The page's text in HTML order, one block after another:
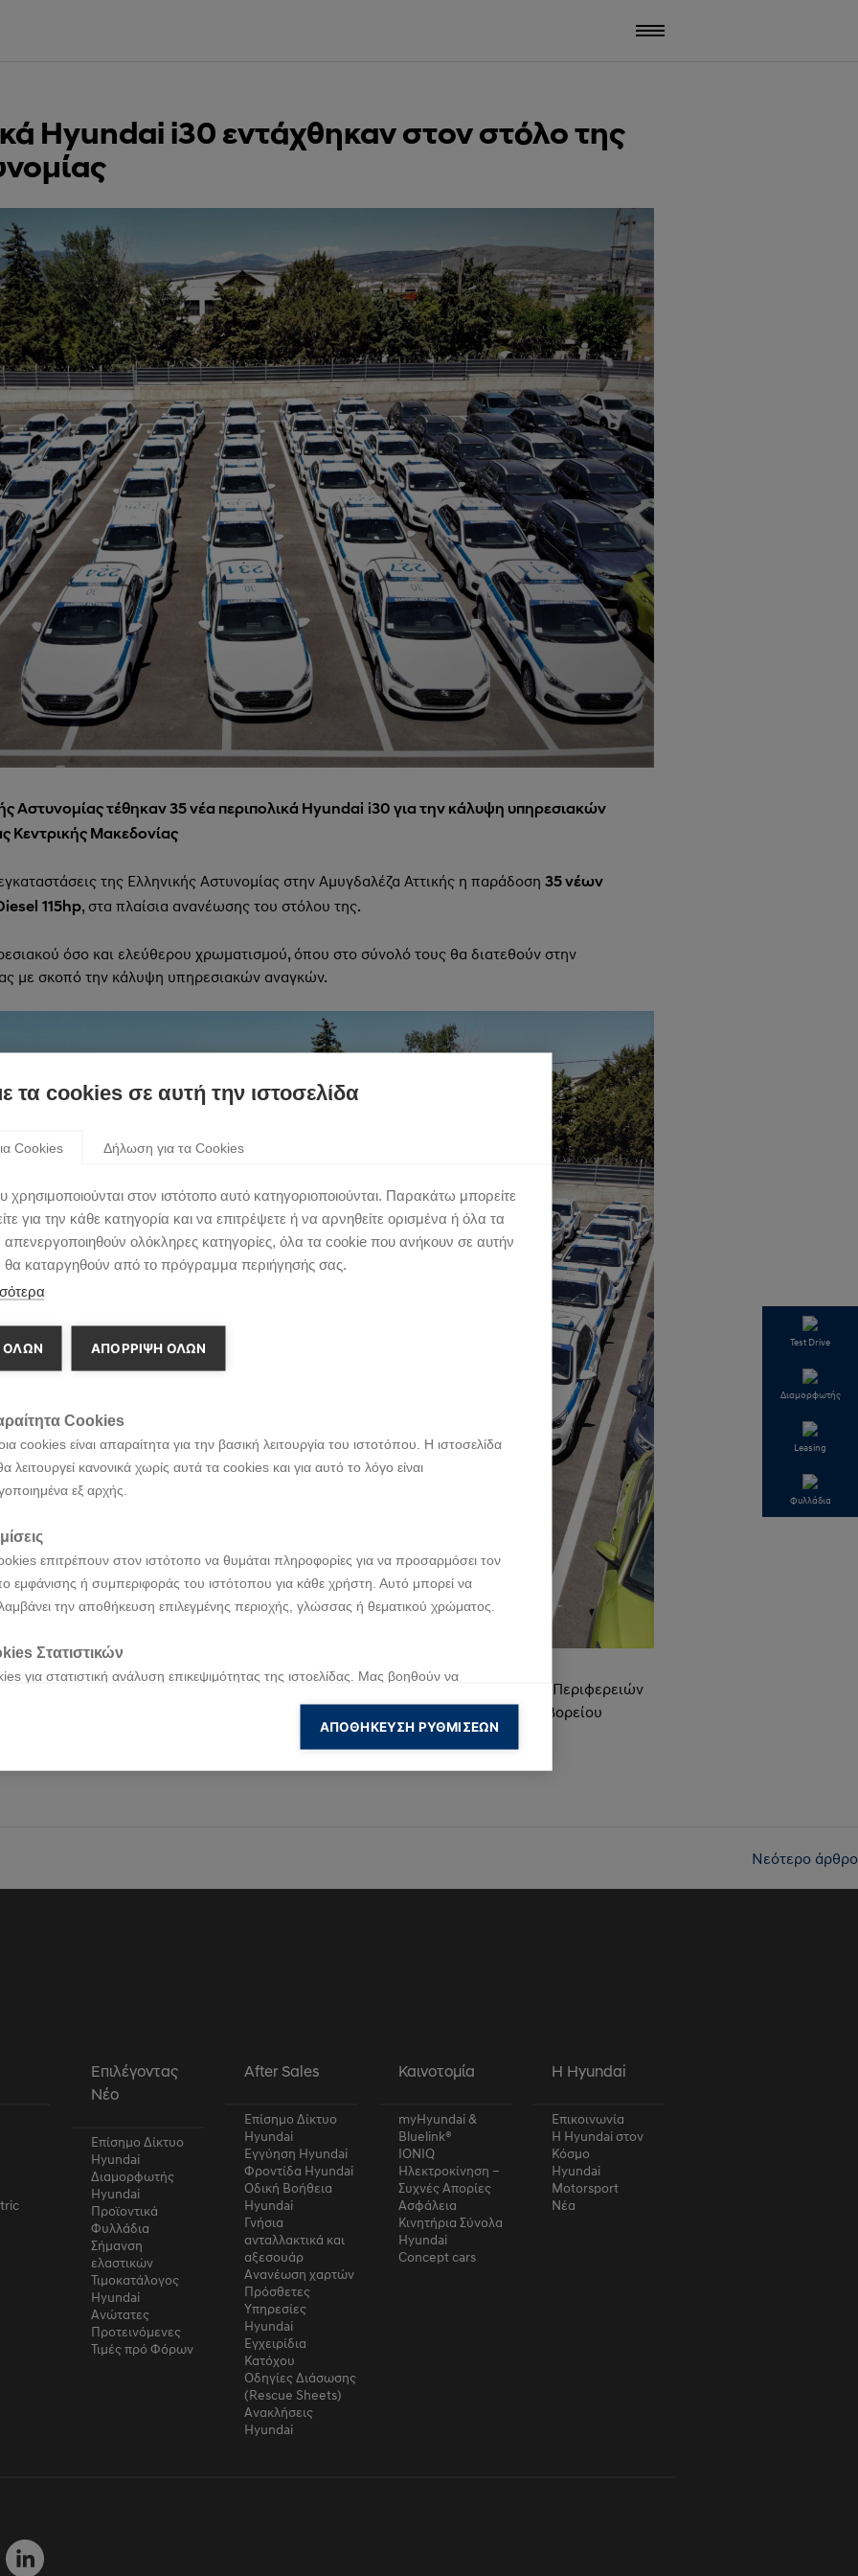
τα cookies σε αυτή την ιστοσελίδα
Cookies Δήλωση για τα Cookies
στον ιστότοπο αυτό κατηγοριοποιούνται. Παρακάτω μπορείτε
για την κάθε κατηγορία και να επιτρέψετε ή να αρνηθείτε ορισμένα ή όλα τα
ολόκληρες κατηγορίες, όλα τα cookie που ανήκουν σε αυτήν
θα καταργηθούν από το πρόγραμμα περιήγησής σας.
ΟΛΩΝ ΑΠΌΡΡΙΨΗ ΌΛΩΝ
Cookies
cookies είναι απαραίτητα για την βασική λειτουργία του ιστοτόπου. Η ιστοσελίδα
λειτουργεί κανονικά χωρίς αυτά τα cookies και για αυτό το λόγο είναι
εξ αρχής.
επιτρέπουν στον ιστότοπο να θυμάται πληροφορίες για να προσαρμόσει τον
εμφάνισης ή συμπεριφοράς του ιστότοπου για κάθε χρήστη. Αυτό μπορεί να
την αποθήκευση επιλεγμένης περιοχής, γλώσσας ή θεματικού χρώματος.
Στατιστικών
για στατιστική ανάλυση επικεψιμότητας της ιστοελίδας. Μας βοηθούν να
για Marketing
ΑΠΟΘΉΚΕΥΣΗ ΡΥΘΜΊΣΕΩΝ
Test Drive
Διαμορφωτής
Leasing
Φυλλάδια
Hyundai i30 εντάχθηκαν στον στόλο της
Αστυνομίας τέθηκαν 35 νέα περιπολικά Hyundai i30 για την κάλυψη υπηρεσιακών
Κεντρικής Μακεδονίας
της Ελληνικής Αστυνομίας στην Αμυγδαλέζα Αττικής η παράδοση 35 νέων
115hp, στα πλαίσια ανανέωσης του στόλου της.
όσο και ελεύθερου χρωματισμού, όπου στο σύνολό τους θα διατεθούν στην
με σκοπό την κάλυψη υπηρεσιακών αναγκών.
πλαίσιο υλοποίησης του ΕΣΠΑ 2014 – 2020 «Ενεργητική Οδική Ασφάλεια» των Περιφερειών
Μακεδονίας και Θράκης, Δυτικής Μακεδονίας, Ιονίων Νήσων, Ηπείρου και Βορείου
Νεότερο άρθρο
Επιλέγοντας
Νέο
Επίσημο Δίκτυο
Hyundai
Διαμορφωτής
Hyundai
Προϊοντικά
Φυλλάδια
Σήμανση
ελαστικών
Τιμοκατάλογος
Hyundai
Ανώτατες
Προτεινόμενες
Τιμές πρό Φόρων
After Sales
Επίσημο Δίκτυο
Hyundai
Εγγύηση Hyundai
Φροντίδα Hyundai
Οδική Βοήθεια
Hyundai
Γνήσια
ανταλλακτικά και
αξεσουάρ
Ανανέωση χαρτών
Πρόσθετες
Υπηρεσίες
Hyundai
Εγχειρίδια
Κατόχου
Οδηγίες Διάσωσης
(Rescue Sheets)
Ανακλήσεις
Hyundai
Καινοτομία
myHyundai &
Bluelink®
IONIQ
Ηλεκτροκίνηση –
Συχνές Απορίες
Ασφάλεια
Κινητήρια Σύνολα
Hyundai
Concept cars
Η Hyundai
Επικοινωνία
Η Hyundai στον
Κόσμο
Hyundai
Motorsport
Νέα